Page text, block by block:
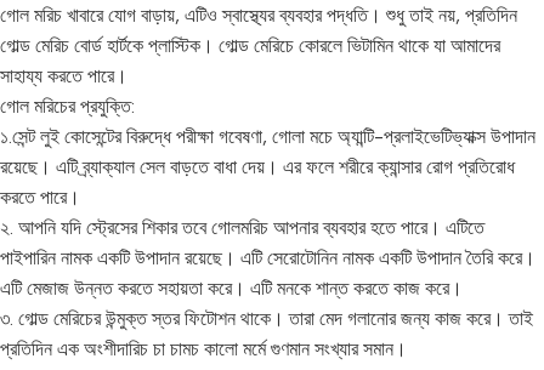
গোল মরিচ খাবারে যোগ বাড়ায়, এটিও স্বাস্থ্যের ব্যবহার পদ্ধতি। শুধু তাই নয়, প্রতিদিন
গোল্ড মেরিচ বোর্ড হার্টকে প্লাস্টিক। গোল্ড মেরিচে কোরলে ভিটামিন থাকে যা আমাদের
সাহায্য করতে পারে।
গোল মরিচের প্রযুক্তি:
১.সেন্ট লুই কোসেন্টের বিরুদ্ধে পরীক্ষা গবেষণা, গোলা মচে অ্যান্টি-প্রলাইভেটিভ্যাক্স উপাদান
রয়েছে। এটি ব্র্যাক্যাল সেল বাড়তে বাধা দেয়। এর ফলে শরীরে ক্যান্সার রোগ প্রতিরোধ
করতে পারে।
২. আপনি যদি স্ট্রেসের শিকার তবে গোলমরিচ আপনার ব্যবহার হতে পারে। এটিতে
পাইপারিন নামক একটি উপাদান রয়েছে। এটি সেরোটোনিন নামক একটি উপাদান তৈরি করে।
এটি মেজাজ উন্নত করতে সহায়তা করে। এটি মনকে শান্ত করতে কাজ করে।
৩. গোল্ড মেরিচের উন্মুক্ত স্তর ফিটোশন থাকে। তারা মেদ গলানোর জন্য কাজ করে। তাই
প্রতিদিন এক অংশীদারিচ চা চামচ কালো মর্মে গুণমান সংখ্যার সমান।